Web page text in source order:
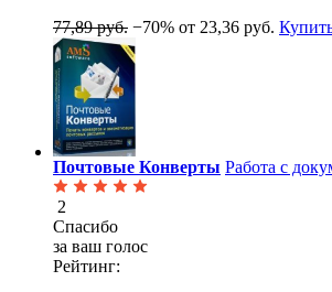
77,89 руб. −70% от 23,36 руб.
Почтовые Конверты Работа с
2
Спасибо
за ваш голос
Рейтинг: